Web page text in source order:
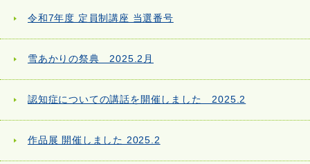
令和7年度 定員制講座 当選番号
雪あかりの祭典 2025.2月
認知症についての講話を開催しました 2025.2
作品展 開催しました 2025.2